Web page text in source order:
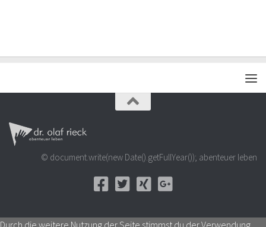
© document.write(new Date().getFullYear()); abenteuer leben
Durch die weitere Nutzung der Seite stimmst du der Verwendung